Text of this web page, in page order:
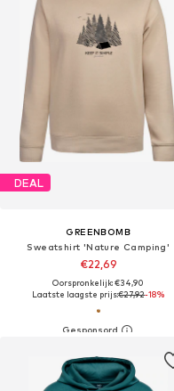
DEAL
GREENBOMB
Sweatshirt 'Nature Camping'
€22,69
Oorspronkelijk: €34,90
Laatste laagste prijs:€27,92-18%